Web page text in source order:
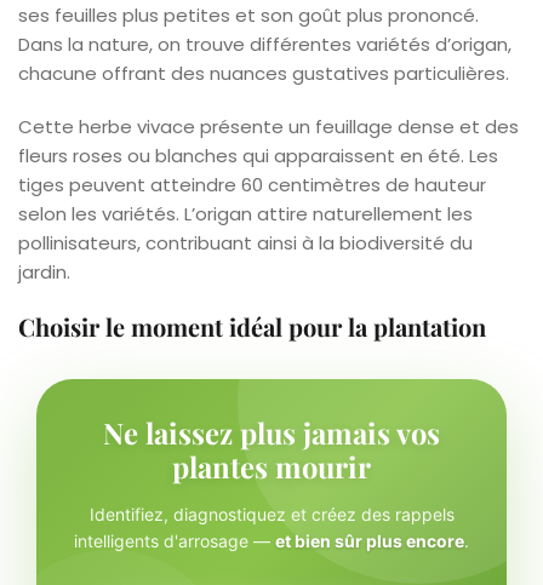
ses feuilles plus petites et son goût plus prononcé.
Dans la nature, on trouve différentes variétés d’origan,
chacune offrant des nuances gustatives particulières.
Cette herbe vivace présente un feuillage dense et des
fleurs roses ou blanches qui apparaissent en été. Les
tiges peuvent atteindre 60 centimètres de hauteur
selon les variétés. L’origan attire naturellement les
pollinisateurs, contribuant ainsi à la biodiversité du
jardin.
Choisir le moment idéal pour la plantation
Ne laissez plus jamais vos
plantes mourir
Identifiez, diagnostiquez et créez des rappels
intelligents d'arrosage — et bien sûr plus encore.